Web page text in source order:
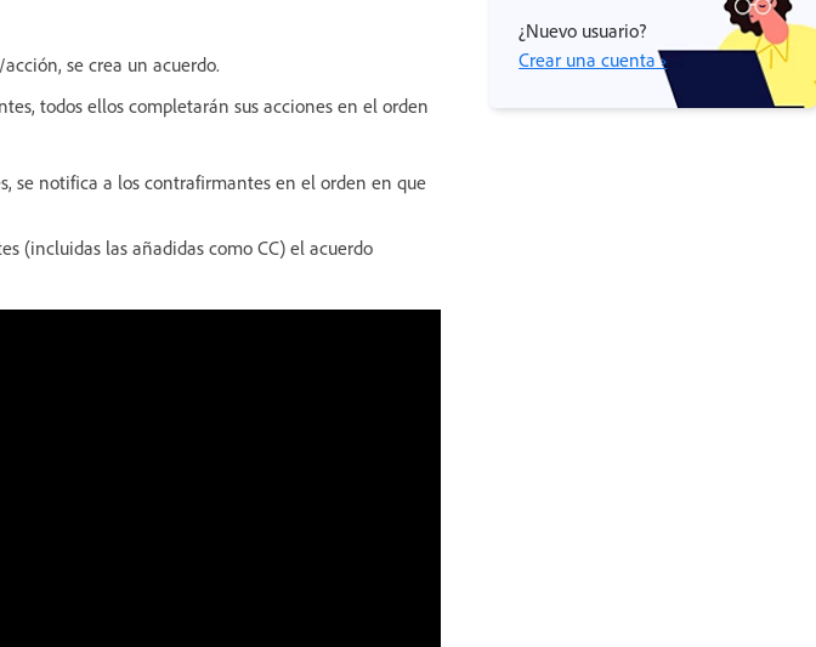
se crea un acuerdo.
todos ellos completarán sus acciones en el orden
se notifica a los contrafirmantes en el orden en que
(incluidas las añadidas como CC) el acuerdo
¿Nuevo usuario?
Crear una cuenta ›